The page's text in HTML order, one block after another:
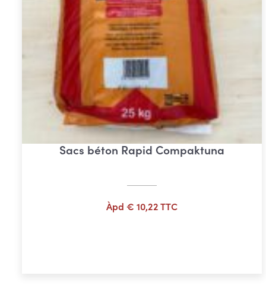
Sacs béton Rapid Compaktuna
Àpd € 10,22TTC